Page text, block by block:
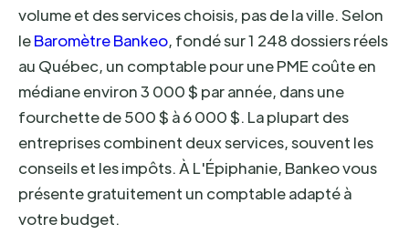
volume et des services choisis, pas de la ville. Selon
leBaromètre Bankeo, fondé sur 1 248 dossiers réels
au Québec, un comptable pour une PME coûte en
médiane environ 3 000 $ par année, dans une
fourchette de 500 $ à 6 000 $. La plupart des
entreprises combinent deux services, souvent les
conseils et les impôts. À L'Épiphanie, Bankeo vous
présente gratuitement un comptable adapté à
votre budget.